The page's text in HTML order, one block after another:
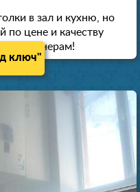
в зал и кухню, но
по цене и качеству
пенсионерам!
ключ"